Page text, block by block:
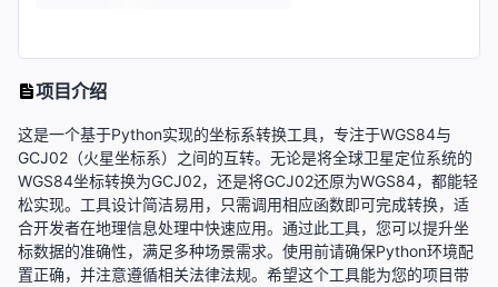
项目介绍
这是一个基于Python实现的坐标系转换工具，专注于WGS84与
GCJ02（火星坐标系）之间的互转。无论是将全球卫星定位系统的
WGS84坐标转换为GCJ02，还是将GCJ02还原为WGS84，都能轻
松实现。工具设计简洁易用，只需调用相应函数即可完成转换，适
合开发者在地理信息处理中快速应用。通过此工具，您可以提升坐
标数据的准确性，满足多种场景需求。使用前请确保Python环境配
置正确，并注意遵循相关法律法规。希望这个工具能为您的项目带